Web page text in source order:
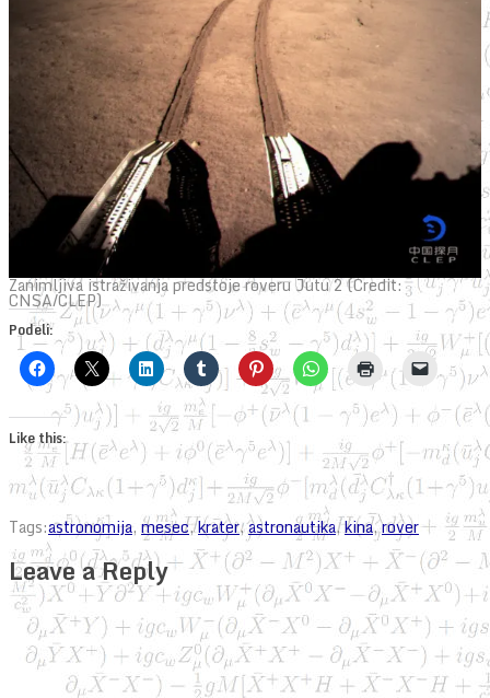
Zanimljiva istraživanja predstoje roveru Jutu 2 (Credit:
CNSA/CLEP)
Podeli:
Like this:
Tags:astronomija, mesec,krater,astronautika,kina,rover
Leave a Reply